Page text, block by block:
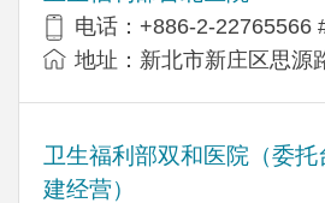
电话：+886-2-22765566
地址：新北市新庄区思源
卫生福利部双和医院（委
建经营）